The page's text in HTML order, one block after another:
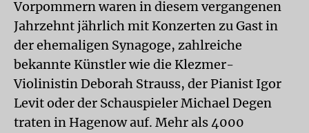
Vorpommern waren in diesem vergangenen
Jahrzehnt jährlich mit Konzerten zu Gast in
der ehemaligen Synagoge, zahlreiche
bekannte Künstler wie die Klezmer-
Violinistin Deborah Strauss, der Pianist Igor
Levit oder der Schauspieler Michael Degen
traten in Hagenow auf. Mehr als 4000